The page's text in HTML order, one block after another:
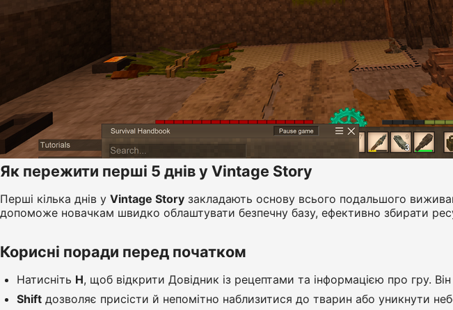
Як пережити перші 5 днів у Vintage Story
Перші кілька днів у Vintage Story закладають основу всього подальшого
допоможе новачкам швидко облаштувати безпечну базу, ефективно збирати
Корисні поради перед початком
Натисніть H, щоб відкрити Довідник із рецептами та інформацією про гру.
Shift дозволяє присісти й непомітно наблизитися до тварин або уникнути